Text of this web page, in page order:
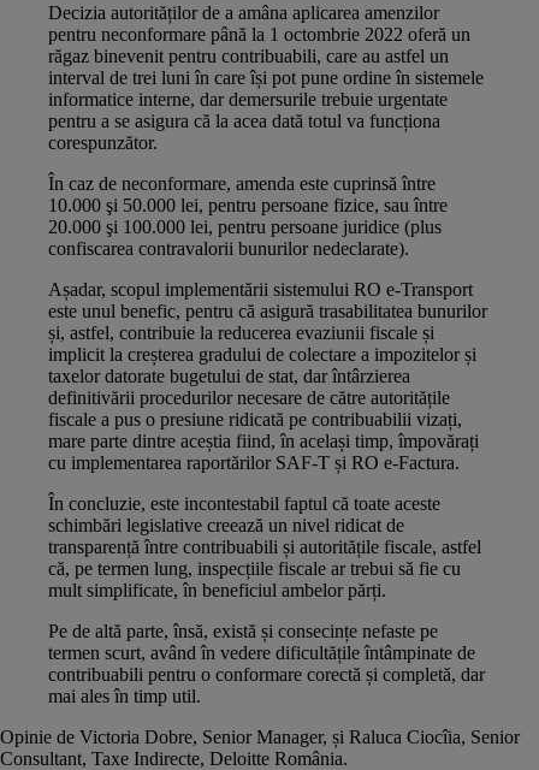
Decizia autorităților de a amâna aplicarea amenzilor
pentru neconformare până la 1 octombrie 2022 oferă un
răgaz binevenit pentru contribuabili, care au astfel un
interval de trei luni în care își pot pune ordine în sistemele
informatice interne, dar demersurile trebuie urgentate
pentru a se asigura că la acea dată totul va funcționa
corespunzător.
În caz de neconformare, amenda este cuprinsă între
10.000 şi 50.000 lei, pentru persoane fizice, sau între
20.000 şi 100.000 lei, pentru persoane juridice (plus
confiscarea contravalorii bunurilor nedeclarate).
Așadar, scopul implementării sistemului RO e-Transport
este unul benefic, pentru că asigură trasabilitatea bunurilor
și, astfel, contribuie la reducerea evaziunii fiscale și
implicit la creșterea gradului de colectare a impozitelor și
taxelor datorate bugetului de stat, dar întârzierea
definitivării procedurilor necesare de către autoritățile
fiscale a pus o presiune ridicată pe contribuabilii vizați,
mare parte dintre aceștia fiind, în același timp, împovărați
cu implementarea raportărilor SAF-T și RO e-Factura.
În concluzie, este incontestabil faptul că toate aceste
schimbări legislative creează un nivel ridicat de
transparență între contribuabili și autoritățile fiscale, astfel
că, pe termen lung, inspecțiile fiscale ar trebui să fie cu
mult simplificate, în beneficiul ambelor părți.
Pe de altă parte, însă, există și consecințe nefaste pe
termen scurt, având în vedere dificultățile întâmpinate de
contribuabili pentru o conformare corectă și completă, dar
mai ales în timp util.
Opinie de Victoria Dobre, Senior Manager, și Raluca Ciocîia, Senior
Consultant, Taxe Indirecte, Deloitte România.